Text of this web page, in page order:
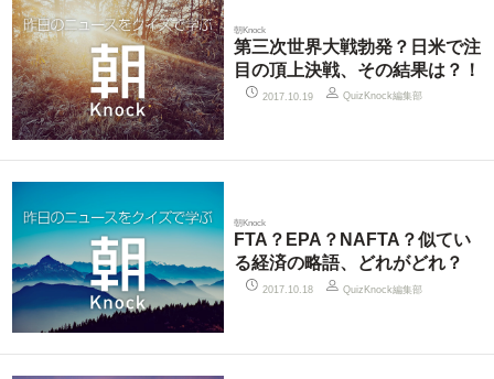
朝Knock
第三次世界大戦勃発？日米で注
目の頂上決戦、その結果は？！
2017.10.19 QuizKnock編集部
朝Knock
FTA？EPA？NAFTA？似てい
る経済の略語、どれがどれ？
2017.10.18 QuizKnock編集部